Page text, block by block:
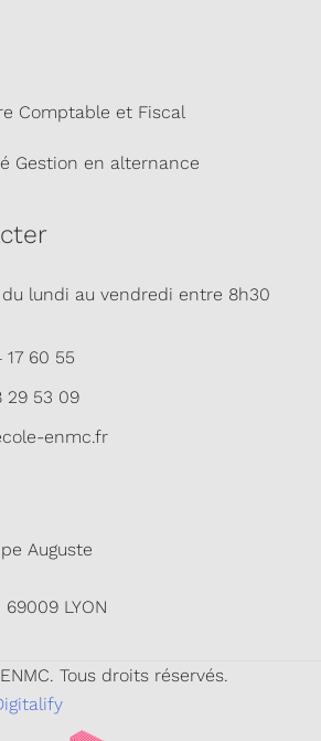
Comptable et Fiscal
Gestion en alternance
lundi au vendredi entre 8h30
17 60 55
29 53 09
enmc.fr
Auguste
LYON
Tous droits réservés.